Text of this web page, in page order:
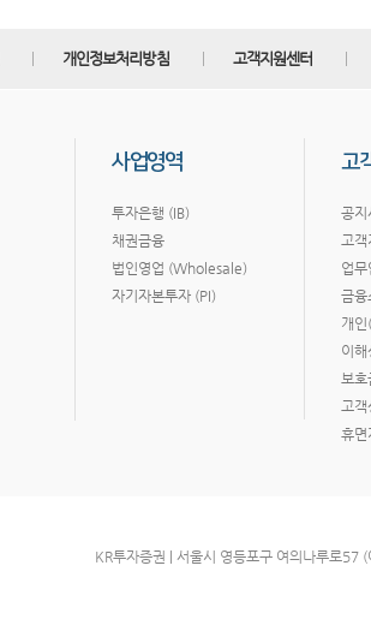
개인정보처리방침 고객지원센터
사업영역
투자은행 (IB)
채권금융
법인영업 (Wholesale)
자기자본투자 (PI)
고
공지
고객
업무
금융
개
이
보호
고객
휴면
KR투자증권 | 서울시 영등포구 여의나루로